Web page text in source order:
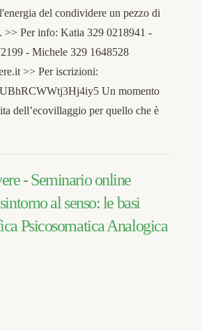
del condividere un pezzo di
>> Per info: Katia 329 0218941 -
- Michele 329 1648528
>> Per iscrizioni:
Un momento
dell’ecovillaggio per quello che è
- Seminario online
al senso: le basi
Psicosomatica Analogica